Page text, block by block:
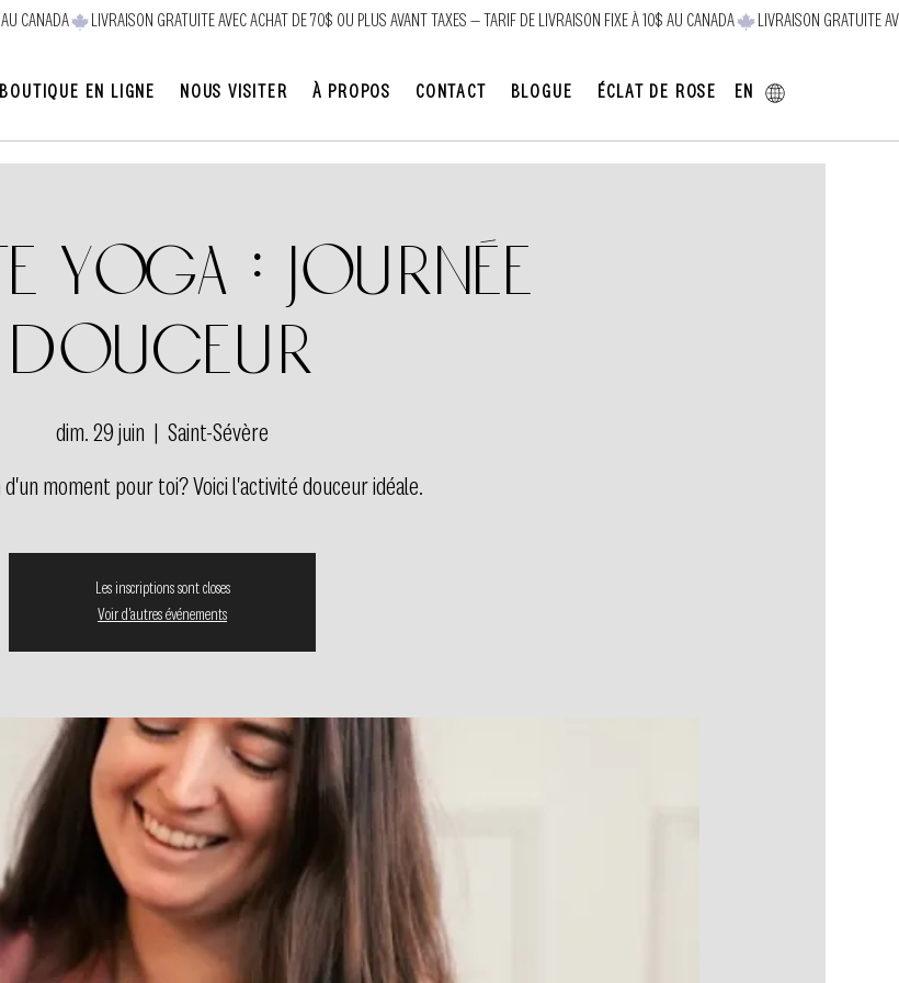
CANADA
BOUTIQUE EN LIGNE NOUS VISITER À PROPOS CONTACT BLOGUE ÉCLAT DE ROSE EN
Yoga : Journée
Douceur
dim. 29 juin Saint-Sévère
d'un moment pour toi? Voici l'activité douceur idéale.
Les inscriptions sont closes
Voir d'autres événements